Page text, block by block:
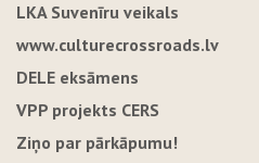
LKA Suvenīru veikals
www.culturecrossroads.lv
DELE eksāmens
VPP projekts CERS
Ziņo par pārkāpumu!